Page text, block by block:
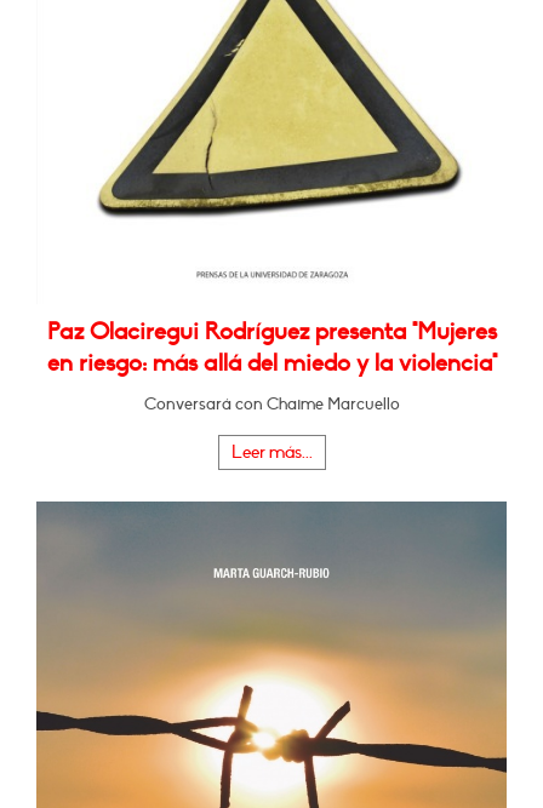
Paz Olaciregui Rodríguez presenta "Mujeres
en riesgo: más allá del miedo y la violencia"
Conversará con Chaime Marcuello
Leer más...